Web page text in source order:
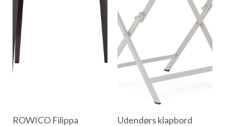
ROWICO Filippa
Udendørs klapbord